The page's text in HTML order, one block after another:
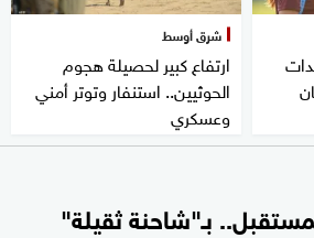
شرق أوسط
ارتفاع كبير لحصيلة هجوم
الحوثيين.. استنفار وتوتر أمني
وعسكري
بـ"شاحنة ثقيلة"